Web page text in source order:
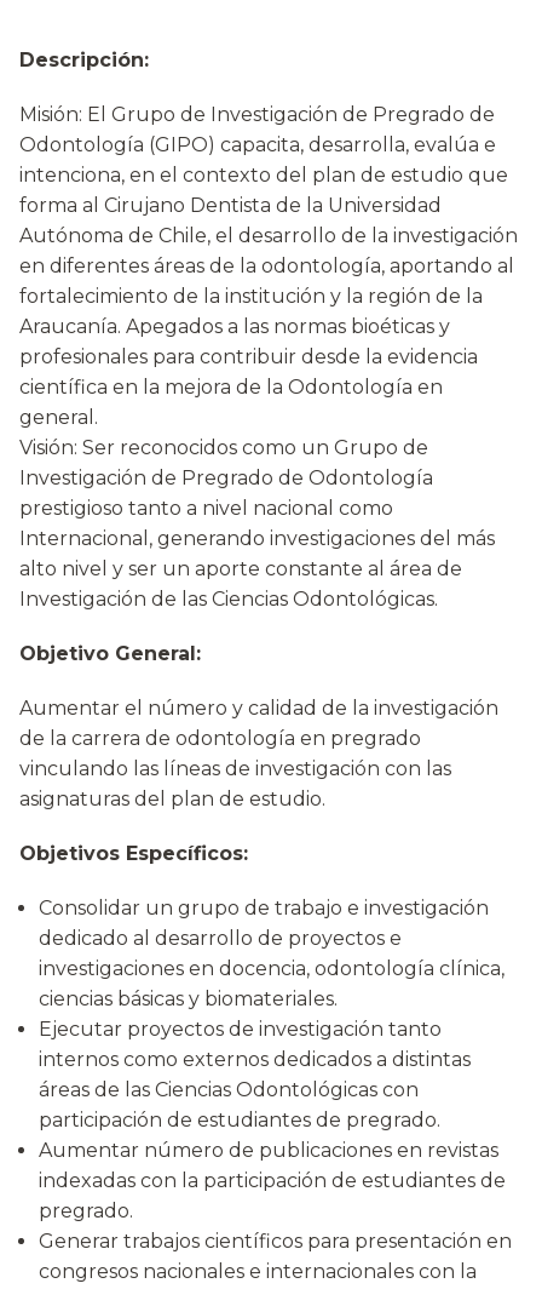
Descripción:
Misión: El Grupo de Investigación de Pregrado de
Odontología (GIPO) capacita, desarrolla, evalúa e
intenciona, en el contexto del plan de estudio que
forma al Cirujano Dentista de la Universidad
Autónoma de Chile, el desarrollo de la investigación
en diferentes áreas de la odontología, aportando al
fortalecimiento de la institución y la región de la
Araucanía. Apegados a las normas bioéticas y
profesionales para contribuir desde la evidencia
científica en la mejora de la Odontología en
general.
Visión: Ser reconocidos como un Grupo de
Investigación de Pregrado de Odontología
prestigioso tanto a nivel nacional como
Internacional, generando investigaciones del más
alto nivel y ser un aporte constante al área de
Investigación de las Ciencias Odontológicas.
Objetivo General:
Aumentar el número y calidad de la investigación
de la carrera de odontología en pregrado
vinculando las líneas de investigación con las
asignaturas del plan de estudio.
Objetivos Específicos:
Consolidar un grupo de trabajo e investigación
dedicado al desarrollo de proyectos e
investigaciones en docencia, odontología clínica,
ciencias básicas y biomateriales.
Ejecutar proyectos de investigación tanto
internos como externos dedicados a distintas
áreas de las Ciencias Odontológicas con
participación de estudiantes de pregrado.
Aumentar número de publicaciones en revistas
indexadas con la participación de estudiantes de
pregrado.
Generar trabajos científicos para presentación en
congresos nacionales e internacionales con la